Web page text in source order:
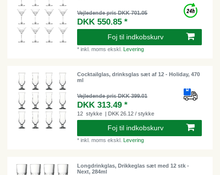
Vejledende pris DKK 701.05
DKK 550.85 *
Foj til indkobskurv
*inkl. moms ekskl.Levering
Cocktailglas, drinksglas sæt af 12 - Holiday, 470
ml
Vejledende pris DKK 399.01
DKK 313.49 *
12 stykke | DKK 26.12 / stykke
Foj til indkobskurv
*inkl. moms ekskl.Levering
Longdrinkglas, Drikkeglas sæt med 12 stk -
Next, 284ml